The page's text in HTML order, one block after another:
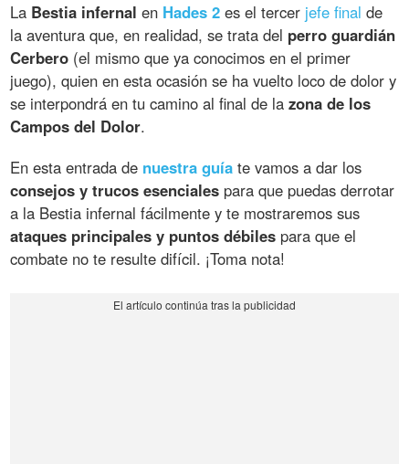
La Bestia infernal en Hades 2 es el tercer jefe final de
la aventura que, en realidad, se trata del perro guardián
Cerbero (el mismo que ya conocimos en el primer
juego), quien en esta ocasión se ha vuelto loco de dolor y
se interpondrá en tu camino al final de lazona de los
Campos del Dolor.
En esta entrada de nuestra guía te vamos a dar los
consejos y trucos esenciales para que puedas derrotar
a la Bestia infernal fácilmente y te mostraremos sus
ataques principales y puntos débiles para que el
combate no te resulte difícil. ¡Toma nota!